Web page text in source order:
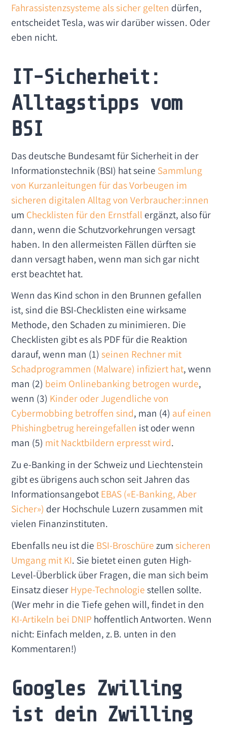
Fahrassistenzsysteme als sicher gelten dürfen,
entscheidet Tesla, was wir darüber wissen. Oder
eben nicht.
IT-Sicherheit:
Alltagstipps vom
BSI
Das deutsche Bundesamt für Sicherheit in der
Informationstechnik (BSI) hat seine Sammlung
von Kurzanleitungen für das Vorbeugen im
sicheren digitalen Alltag von Verbraucher:innen
um Checklisten für den Ernstfall ergänzt, also für
dann, wenn die Schutzvorkehrungen versagt
haben. In den allermeisten Fällen dürften sie
dann versagt haben, wenn man sich gar nicht
erst beachtet hat.
Wenn das Kind schon in den Brunnen gefallen
ist, sind die BSI-Checklisten eine wirksame
Methode, den Schaden zu minimieren. Die
Checklisten gibt es als PDF für die Reaktion
darauf, wenn man (1)seinen Rechner mit
Schadprogrammen (Malware) infiziert hat, wenn
man (2) beim Onlinebanking betrogen wurde,
wenn (3) Kinder oder Jugendliche von
Cybermobbing betroffen sind, man (4) auf einen
Phishingbetrug hereingefallen ist oder wenn
man (5) mit Nacktbildern erpresst wird.
Zu e-Banking in der Schweiz und Liechtenstein
gibt es übrigens auch schon seit Jahren das
InformationsangebotEBAS («E-Banking, Aber
Sicher») der Hochschule Luzern zusammen mit
vielen Finanzinstituten.
Ebenfalls neu ist die BSI-Broschürezumsicheren
Umgang mit KI. Sie bietet einen guten High-
Level-Überblick über Fragen, die man sich beim
Einsatz dieserHype-Technologiestellen sollte.
(Wer mehr in die Tiefe gehen will, findet in den
KI-Artikeln bei DNIP hoffentlich Antworten. Wenn
nicht: Einfach melden, z. B. unten in den
Kommentaren!)
Googles Zwilling
ist dein Zwilling